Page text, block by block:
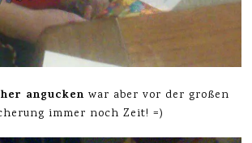
angucken war aber vor der großen
immer noch Zeit! =)